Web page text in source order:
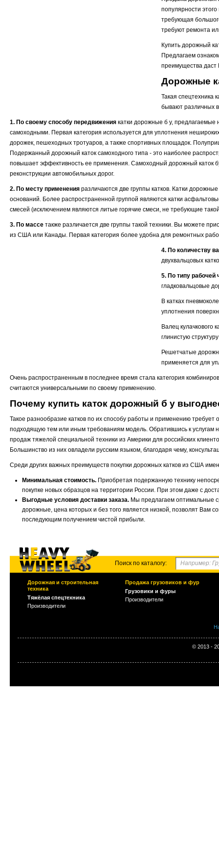
популярности
требующая
требуют ремонта
Купить дорожный
Предлагаем
преимущества
Дорожные
Такая спецтехника
бывают различных
1. По своему способу передвижения катки дорожные б у,
самоходными. Первая категория используется для уплотнения
дорожек, пешеходных тротуаров, а также спортивных площадок.
Подержанный дорожный каток самоходного типа - это наиболее
повышает эффективность ее применения. Самоходный дорожный каток
реконструкции автомобильных дорог.
2. По месту применения различаются две группы катков. Катки
оснований. Более распространенной группой являются катки
смесей (исключением являются литые горячие смеси, не требующие
3. По массе также различается две группы такой техники. Вы можете
из США или Канады. Первая категория более удобна для ремонтных
4. По количеству
двухвальцовых
5. По типу рабочей
гладковальцовые
В катках
уплотнения
Валец кулачкового
глинистую
Решетчатые
применяется для
Очень распространенным в последнее время стала категория
считаются универсальными по своему применению.
Почему купить каток дорожный б у
Такое разнообразие катков по их способу работы и применению
подходящую тем или иным требованиям модель. Обратившись к
продаж тяжелой специальной техники из Америки для российских
Большинство из них овладели русским языком, благодаря чему,
Среди других важных преимуществ покупки дорожных катков из США
Минимальная стоимость. Приобретая подержанную технику
покупке новых образцов на территории России. При этом даже с
Выгодные условия доставки заказа. Мы предлагаем оптимальные
дорожные, цена которых и без того является низкой, позволят Вам
последующим получением чистой прибыли.
Поиск по каталогу:
Дорожная и строительная
техника
Тяжёлая спецтехника
Производители
Продажа грузовиков и фур
Грузовики и фуры
Производители
© 2013 -